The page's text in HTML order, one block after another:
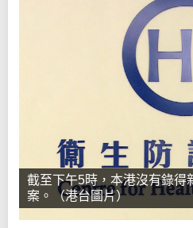
截至下午5時，本港沒有錄得
案。（港台圖片）